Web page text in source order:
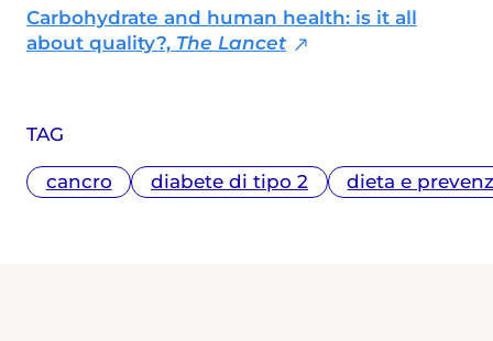
TAG
cancro diabete di tipo 2 dieta e
Carbohydrate and human health: is it all
about quality?, The Lancet